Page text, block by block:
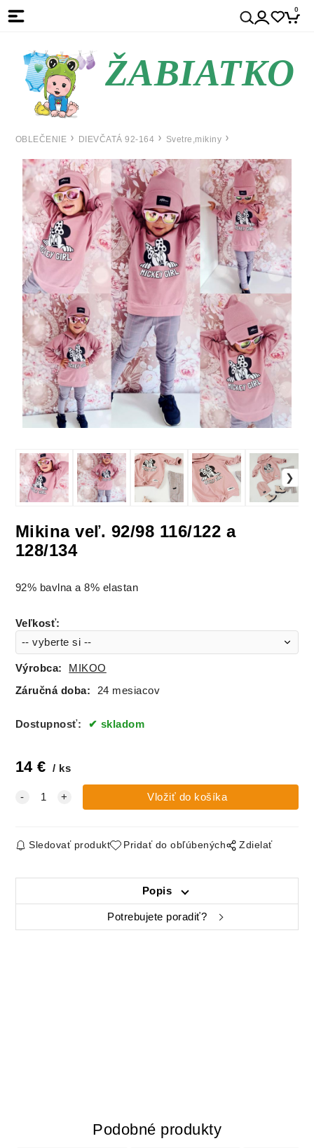
0
ŽABIATKO
OBLEČENIE DIEVČATÁ 92-164 Svetre,mikiny
Mikina veľ. 92/98 116/122 a
128/134
92% bavlna a 8% elastan
Veľkosť:
Výrobca: MIKOO
Záručná doba: 24 mesiacov
Dostupnosť: skladom
14€ ks
Sledovať produkt Pridať do obľúbených Zdielať
Popis
Potrebujete poradiť?
Podobné produkty